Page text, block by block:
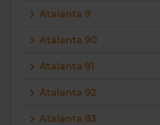
Atalanta 9
Atalanta 90
Atalanta 91
Atalanta 92
Atalanta 93